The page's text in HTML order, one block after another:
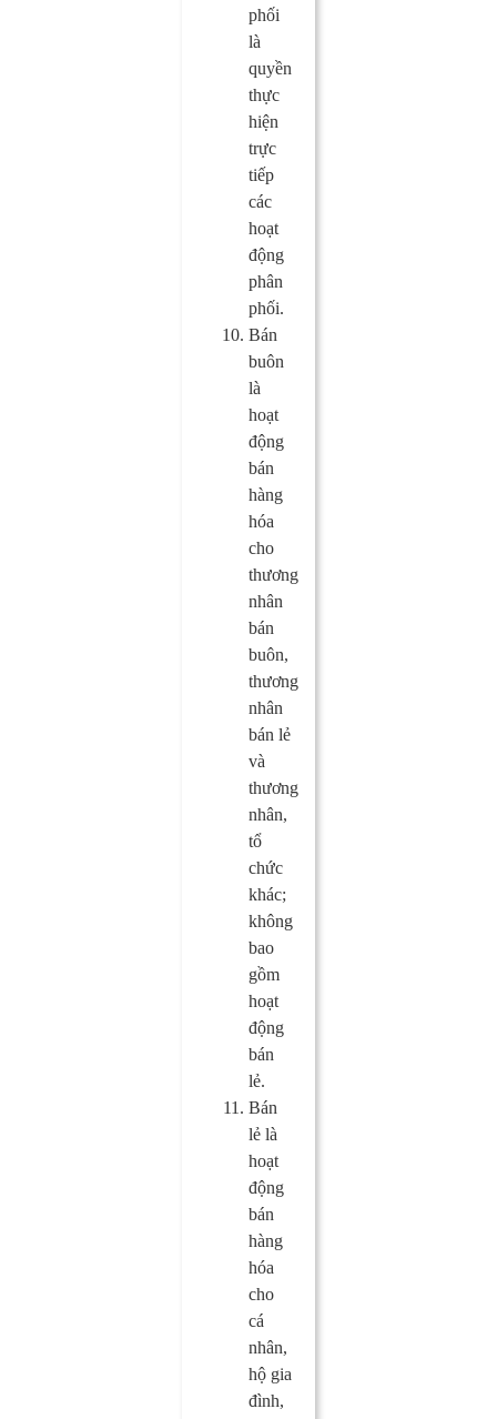
phối
là
quyền
thực
hiện
trực
tiếp
các
hoạt
động
phân
phối.
Bán
buôn
là
hoạt
động
bán
hàng
hóa
cho
thương
nhân
bán
buôn,
thương
nhân
bán lẻ
và
thương
nhân,
tổ
chức
khác;
không
bao
gồm
hoạt
động
bán
lẻ.
Bán
lẻ là
hoạt
động
bán
hàng
hóa
cho
cá
nhân,
hộ gia
đình,